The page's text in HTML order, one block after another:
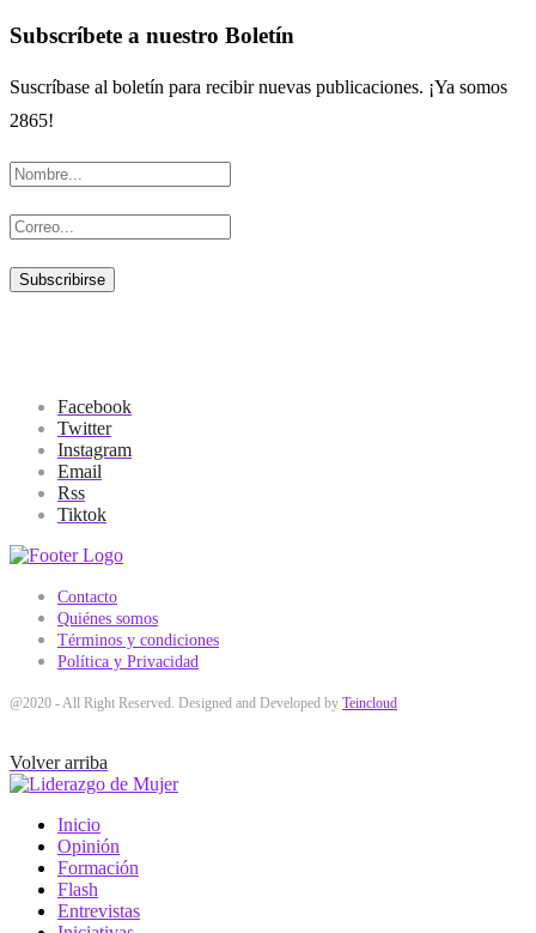
Subscríbete a nuestro Boletín
Suscríbase al boletín para recibir nuevas publicaciones. ¡Ya somos
2865!
Facebook
Twitter
Instagram
Email
Rss
Tiktok
Contacto
Quiénes somos
Términos y condiciones
Política y Privacidad
@2020 - All Right Reserved. Designed and Developed by Teincloud
Volver arriba
Inicio
Opinión
Formación
Flash
Entrevistas